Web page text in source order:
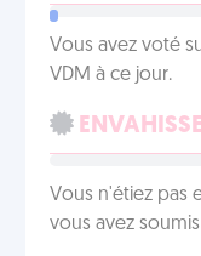
Vous avez voté
VDM à ce jour.
Vous n'étiez pas
vous avez